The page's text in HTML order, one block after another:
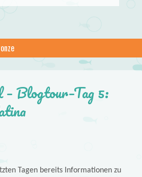
Blogtour–Tag 5:
Tagen bereits Informationen zu